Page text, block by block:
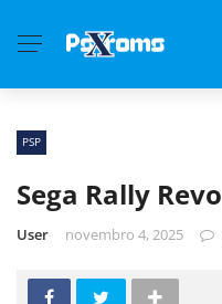
PSP
Sega Rally Revo
User novembro 4, 2025